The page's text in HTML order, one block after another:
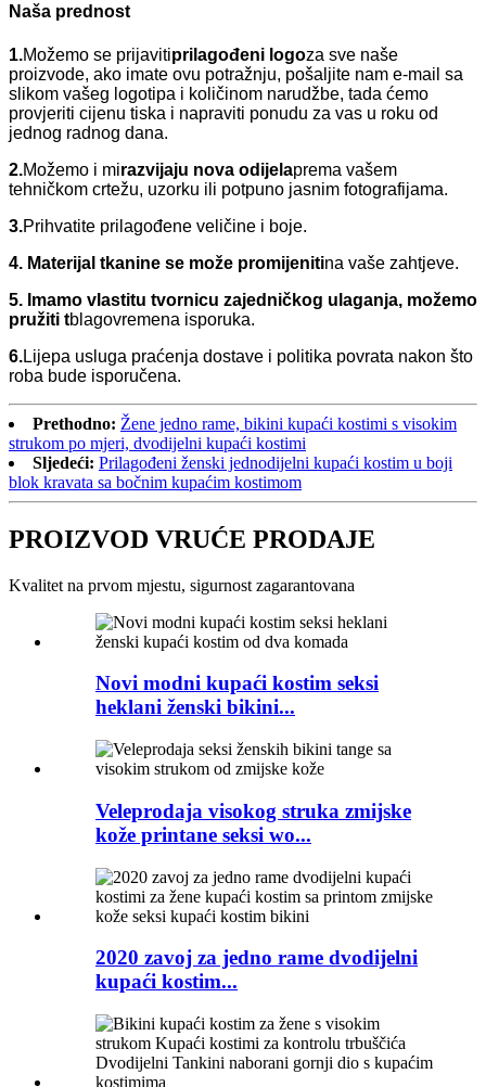
Naša prednost
1.Možemo se prijavitiprilagođeni logoza sve naše
proizvode, ako imate ovu potražnju, pošaljite nam e-mail sa
slikom vašeg logotipa i količinom narudžbe, tada ćemo
provjeriti cijenu tiska i napraviti ponudu za vas u roku od
jednog radnog dana.
2.Možemo i mirazvijaju nova odijelaprema vašem
tehničkom crtežu, uzorku ili potpuno jasnim fotografijama.
3.Prihvatite prilagođene veličine i boje.
4. Materijal tkanine se može promijenitina vaše zahtjeve.
5. Imamo vlastitu tvornicu zajedničkog ulaganja, možemo
pružiti tblagovremena isporuka.
6.Lijepa usluga praćenja dostave i politika povrata nakon što
roba bude isporučena.
Prethodno: Žene jedno rame, bikini kupaći kostimi s visokim
strukom po mjeri, dvodijelni kupaći kostimi
Sljedeći: Prilagođeni ženski jednodijelni kupaći kostim u boji
blok kravata sa bočnim kupaćim kostimom
PROIZVOD VRUĆE PRODAJE
Kvalitet na prvom mjestu, sigurnost zagarantovana
Novi modni kupaći kostim seksi
heklani ženski bikini...
Veleprodaja visokog struka zmijske
kože printane seksi wo...
2020 zavoj za jedno rame dvodijelni
kupaći kostim...